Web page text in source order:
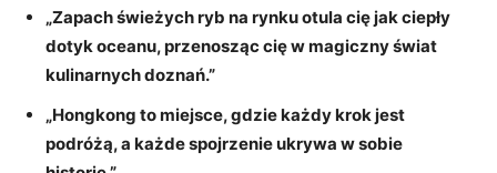
„Zapach świeżych ryb ​na rynku‌ otula cię⁢ jak ciepły
dotyk​ oceanu, przenosząc ⁣cię w magiczny świat
⁢kulinarnych‌ doznań.”
„Hongkong to miejsce, gdzie każdy krok jest
podróżą, a każde spojrzenie ukrywa w sobie